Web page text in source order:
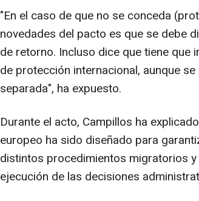
"En el caso de que no se conceda
novedades del pacto es que se debe
de retorno. Incluso dice que tiene que
de protección internacional, aunque
separada", ha expuesto.
Durante el acto, Campillos ha
europeo ha sido diseñado para
distintos procedimientos migratorios
ejecución de las decisiones